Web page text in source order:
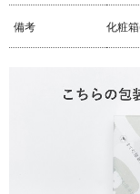
備考 化粧